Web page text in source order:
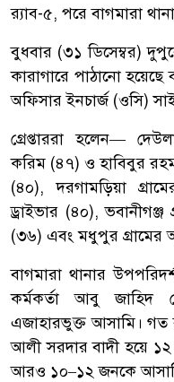
র‌্যাব-৫, পরে বাগমারা
বুধবার (৩১ ডিসেম্বর)
কারাগারে পাঠানো হয়েছে
অফিসার ইনচার্জ (ওসি)
গ্রেপ্তাররা হলেন—
করিম (৪৭) ও হাবিবুর
(৪০), দরগামড়িয়া
ড্রাইভার (৪০),
(৩৬) এবং মধুপুর গ্রামের
বাগমারা থানার
কর্মকর্তা আবু জাহিদ
এজাহারভুক্ত আসামি। গত
আলী সরদার বাদী হয়ে
আরও ১০–১২ জনকে